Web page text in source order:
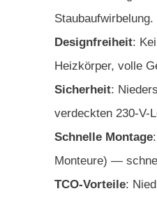
Staubaufwirbelung.
Designfreiheit:
Heizkörper, volle
Sicherheit:
verdeckten 230-V-
Schnelle Montage
Monteure) —
TCO-Vorteile: